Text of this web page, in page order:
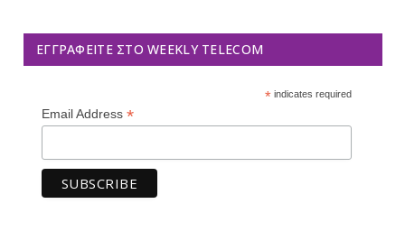
ΕΓΓΡΑΦΕΊΤΕ ΣΤΟ WEEKLY TELECOM
*indicates required
Email Address *